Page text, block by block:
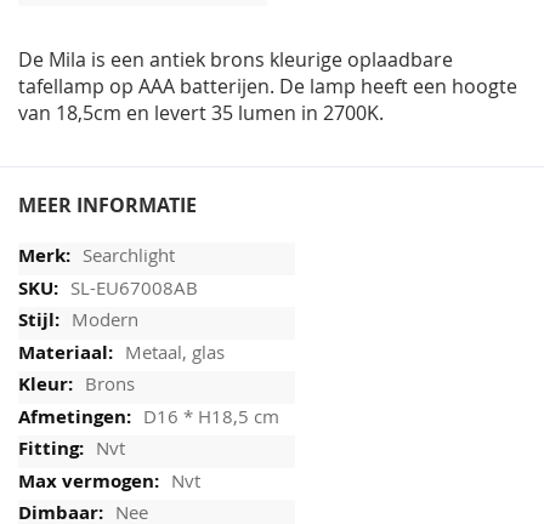
De Mila is een antiek brons kleurige oplaadbare
tafellamp op AAA batterijen. De lamp heeft een hoogte
van 18,5cm en levert 35 lumen in 2700K.
MEER INFORMATIE
Searchlight
SL-EU67008AB
Modern
Metaal, glas
Brons
D16 * H18,5 cm
Nvt
Nvt
Nee